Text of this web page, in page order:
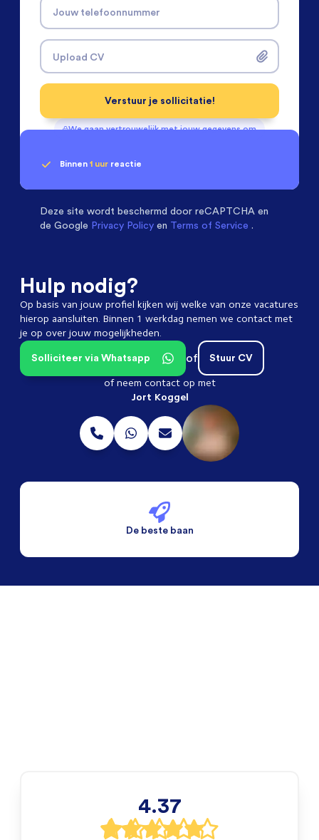
Jouw telefoonnummer
Upload CV
We gaan vertrouwelijk met jouw gegevens om
Verstuur je sollicitatie!
Binnen 1 uur reactie
met een 9.3
Deze site wordt beschermd door reCAPTCHA en
de Google Privacy Policy en Terms of Service .
Hulp nodig?
Op basis van jouw profiel kijken wij welke van onze vacatures
hierop aansluiten. Binnen 1 werkdag nemen we contact met
je op over jouw mogelijkheden.
Stuur CV
of
Solliciteer via Whatsapp
of neem contact op met
Jort Koggel
De beste baan
4.37